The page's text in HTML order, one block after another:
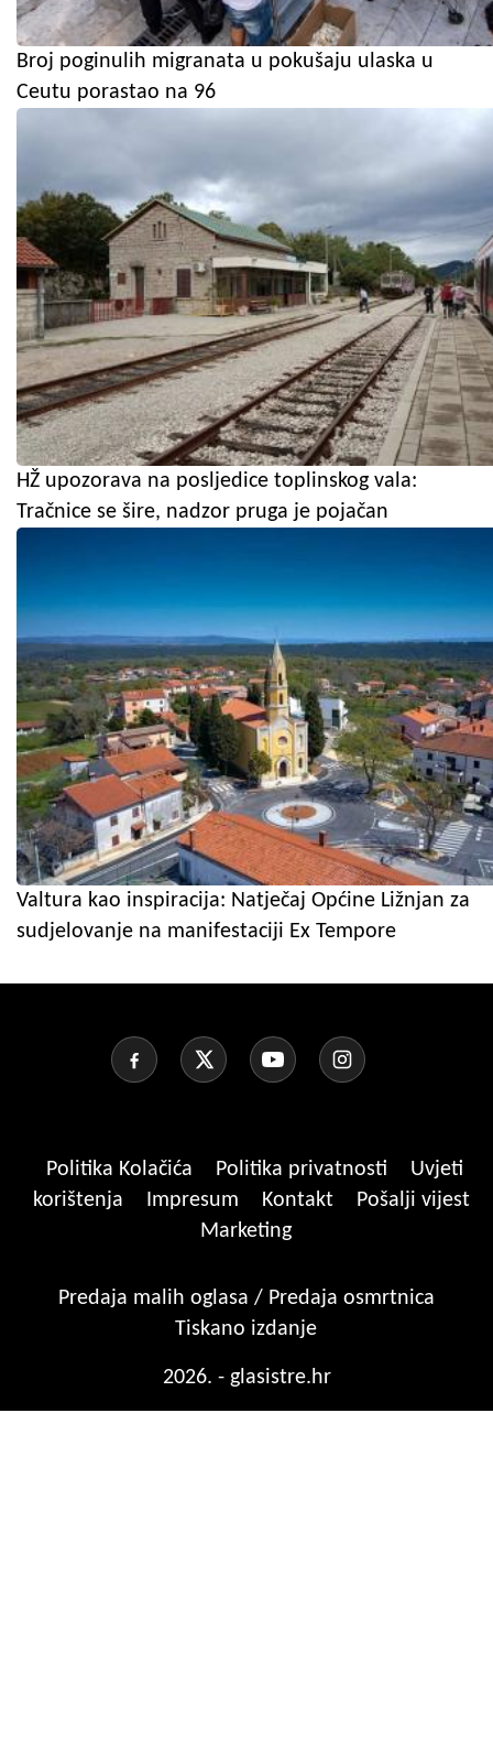
Broj poginulih migranata u pokušaju ulaska u
Ceutu porastao na 96
HŽ upozorava na posljedice toplinskog vala:
Tračnice se šire, nadzor pruga je pojačan
Valtura kao inspiracija: Natječaj Općine Ližnjan za
sudjelovanje na manifestaciji Ex Tempore
Politika Kolačića Politika privatnosti
Uvjeti
korištenja
Impresum Kontakt
Pošalji vijest
Marketing
Predaja malih oglasa / Predaja osmrtnica
Tiskano izdanje
2026. - glasistre.hr